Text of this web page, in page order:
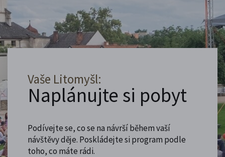
Vaše Litomyšl:
Naplánujte si pobyt
Podívejte se, co se na návrší během vaší
návštěvy děje. Poskládejte si program podle
toho, co máte rádi.